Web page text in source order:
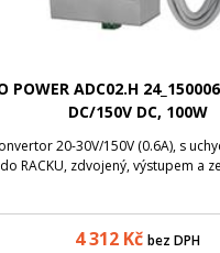
POWER ADC02.H
DC/150V DC, 100W
20-30V/150V (0.6A), s
RACKU, zdvojený, výstupem a
4 312 Kč bez DPH